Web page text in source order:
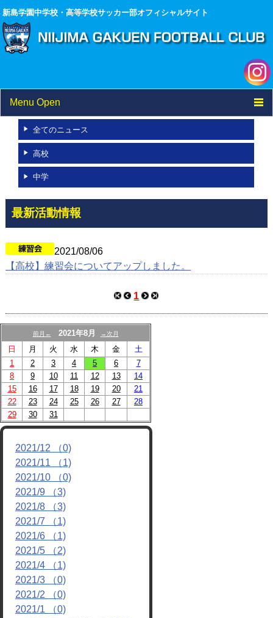
新島学園中学校・高等学校サッカー部オフィシャルサイト
Menu Open
TOP
ニュース
試合結果
フォトアルバム
ブログ
全てのニュース
高校
中学
最新活動情報
2021/08/06
【高校】練習会についてアップしました。
1
前月← 2021年8月 →次月
日 月 火 水 木 金
土
1
2 3 4 5 6
7
8
9 10 11 12 13
14
15
16 17 18 19 20
21
22
23 24 25 26 27
28
29
30 31
2021/12 （0)
2021/11 （1)
2021/10 （0)
2021/9 （3)
2021/8 （3)
2021/7 （1)
2021/6 （1)
2021/5 （2)
2021/4 （1)
2021/3 （0)
2021/2 （0)
2021/1 （0)